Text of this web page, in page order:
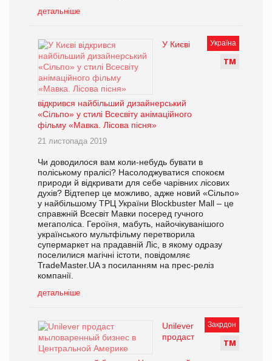
детальніше
Україна
ТМ
У Києві
відкрився найбільший дизайнерський
«Сільпо» у стилі Всесвіту анімаційного
фільму «Мавка. Лісова пісня»
21 листопада 2019
Чи доводилося вам коли-небудь бувати в
поліському пралісі? Насолоджуватися спокоєм
природи й відкривати для себе чарівних лісових
духів? Відтепер це можливо, адже новий «Сільпо»
у найбільшому ТРЦ України Blockbuster Mall – це
справжній Всесвіт Мавки посеред гучного
мегаполіса. Героїня, мабуть, найочікуванішого
українського мультфільму перетворила
супермаркет на прадавній Ліс, в якому одразу
поселилися магічні істоти, повідомляє
TradeMaster.UA з посиланням на прес-реліз
компанії.
детальніше
Закрдон
ТМ
Unilever
продаст